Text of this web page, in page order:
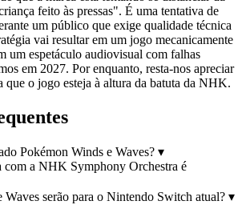
feito às pressas". É uma tentativa de
um público que exige qualidade técnica
vai resultar em um jogo mecanicamente
um espetáculo audiovisual com falhas
em 2027. Por enquanto, resta-nos apreciar
que o jogo esteja à altura da batuta da NHK.
Pokémon Winds e Waves? ▾
com a NHK Symphony Orchestra é
Waves serão para o Nintendo Switch atual? ▾